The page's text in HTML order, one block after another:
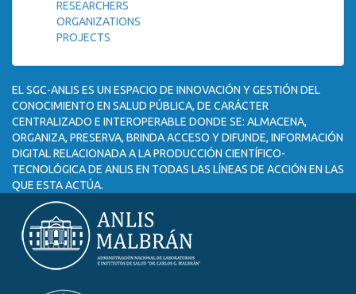
RESEARCHERS
ORGANIZATIONS
PROJECTS
EL SGC-ANLIS ES UN ESPACIO DE INNOVACIÓN Y GESTIÓN DEL
CONOCIMIENTO EN SALUD PÚBLICA, DE CARÁCTER
CENTRALIZADO E INTEROPERABLE DONDE SE: ALMACENA,
ORGANIZA, PRESERVA, BRINDA ACCESO Y DIFUNDE, INFORMACIÓN
DIGITAL RELACIONADA A LA PRODUCCIÓN CIENTÍFICO-
TECNOLÓGICA DE ANLIS EN TODAS LAS LÍNEAS DE ACCIÓN EN LAS
QUE ESTA ACTÚA.